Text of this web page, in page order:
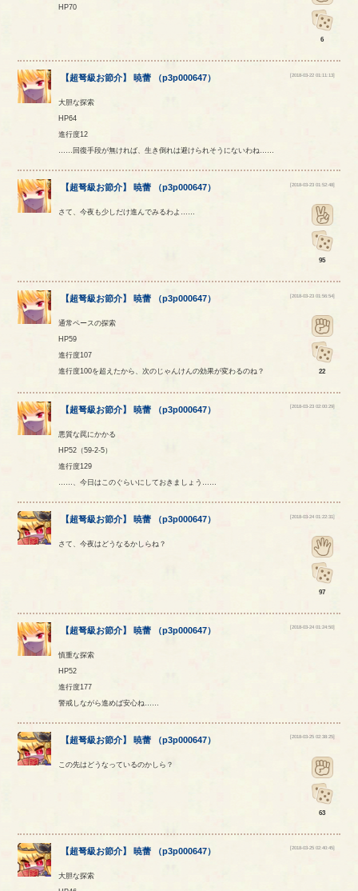
HP70
6
【超弩級お節介】暁蕾 （p3p000647） [2018-03-22 01:11:13]
大胆な探索
HP64
進行度12
……回復手段が無ければ、生き倒れは避けられそうにないわね……
【超弩級お節介】暁蕾 （p3p000647） [2018-03-23 01:52:48]
さて、今夜も少しだけ進んでみるわよ……
95
【超弩級お節介】暁蕾 （p3p000647） [2018-03-23 01:56:54]
通常ペースの探索
HP59
進行度107
進行度100を超えたから、次のじゃんけんの効果が変わるのね？
22
【超弩級お節介】暁蕾 （p3p000647） [2018-03-23 02:00:29]
悪質な罠にかかる
HP52（59-2-5）
進行度129
……、今日はこのぐらいにしておきましょう……
【超弩級お節介】暁蕾 （p3p000647） [2018-03-24 01:22:31]
さて、今夜はどうなるかしらね？
97
【超弩級お節介】暁蕾 （p3p000647） [2018-03-24 01:24:50]
慎重な探索
HP52
進行度177
警戒しながら進めば安心ね……
【超弩級お節介】暁蕾 （p3p000647） [2018-03-25 02:38:25]
この先はどうなっているのかしら？
63
【超弩級お節介】暁蕾 （p3p000647） [2018-03-25 02:40:45]
大胆な探索